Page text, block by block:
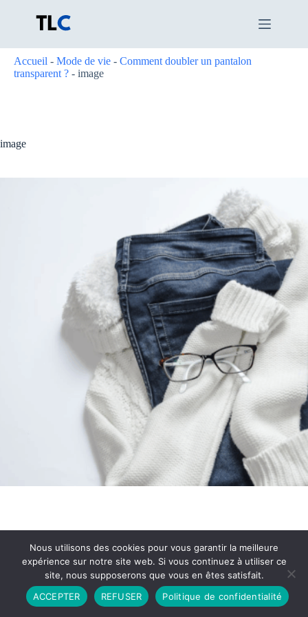
Accueil - Mode de vie - Comment doubler un pantalon
transparent ? - image
image
Partenariat Contact
Politique de Confidentialité
CGU
Copyright © 2026 - Propulsé par DIEUDUDIABLE
Nous utilisons des cookies pour vous garantir la meilleure
expérience sur notre site web. Si vous continuez à utiliser ce
site, nous supposerons que vous en êtes satisfait.
ACCEPTER
REFUSER Politique de confidentialité